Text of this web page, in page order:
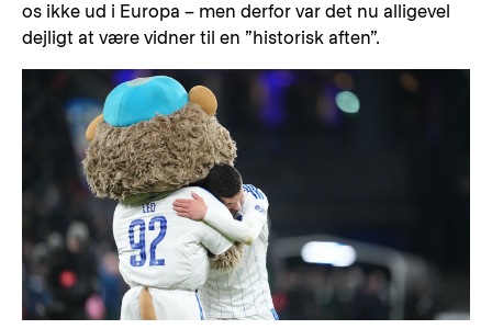
os ikke ud i Europa – men derfor var det nu alligevel
dejligt at være vidner til en ”historisk aften”.